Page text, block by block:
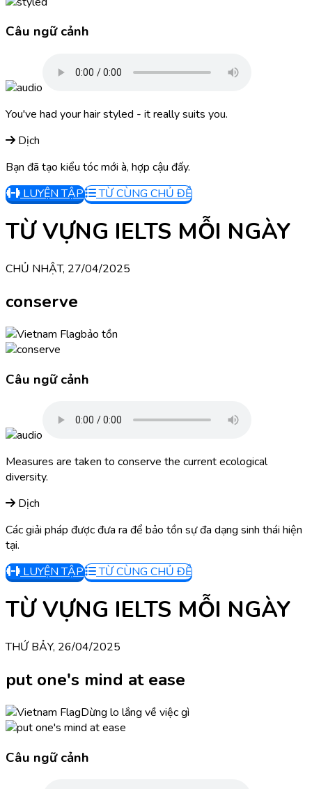
Câu ngữ cảnh
You've had your hair styled - it really suits you.
Dịch
Bạn đã tạo kiểu tóc mới à, hợp cậu đấy.
LUYỆN TẬP
TỪ CÙNG CHỦ ĐỀ
TỪ VỰNG IELTS MỖI NGÀY
CHỦ NHẬT, 27/04/2025
conserve
bảo tồn
Câu ngữ cảnh
Measures are taken to conserve the current ecological
diversity.
Dịch
Các giải pháp được đưa ra để bảo tồn sự đa dạng sinh thái hiện
tại.
LUYỆN TẬP
TỪ CÙNG CHỦ ĐỀ
TỪ VỰNG IELTS MỖI NGÀY
THỨ BẢY, 26/04/2025
put one's mind at ease
Dừng lo lắng về việc gì
Câu ngữ cảnh